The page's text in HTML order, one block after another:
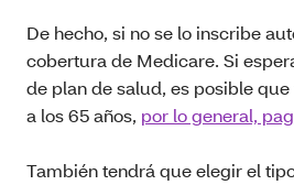
De hecho, si no se lo inscribe
cobertura de Medicare. Si
de plan de salud, es posible
a los 65 años, por lo general,
También tendrá que elegir el